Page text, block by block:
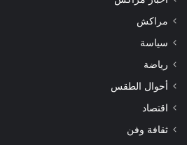
مراكش
سياسة
رياضة
أحوال الطقس
اقتصاد
ثقافة وفن